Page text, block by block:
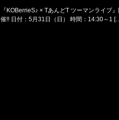
『KOBerrieS♪ × TあんどT ツーマンライブ』
催!! 日付：5月31日（日） 時間：14:30～1